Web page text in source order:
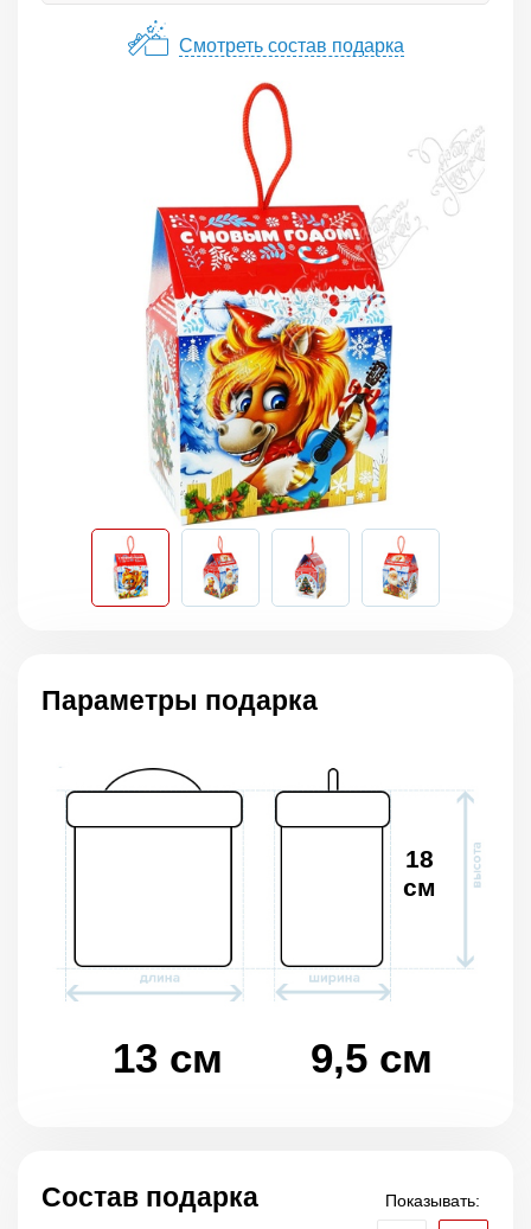
Смотреть состав подарка
Параметры подарка
13 см 9,5 см
18
см
Состав подарка Показывать: